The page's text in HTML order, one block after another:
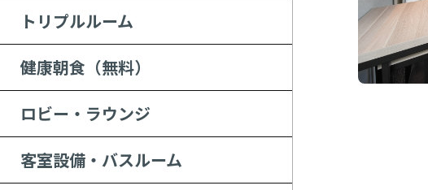
トリプルルーム
健康朝食（無料）
ロビー・ラウンジ
客室設備・バスルーム